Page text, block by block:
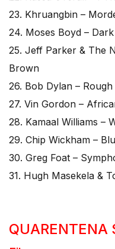
23. Khruangbin –
24. Moses Boyd –
25. Jeff Parker & The
Brown
26. Bob Dylan –
27. Vin Gordon –
28. Kamaal Williams –
29. Chip Wickham –
30. Greg Foat –
31. Hugh Masekela &
QUARENTENA